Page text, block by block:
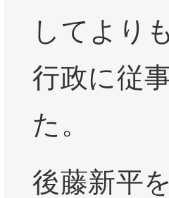
してより
行政に従
た。
後藤新平